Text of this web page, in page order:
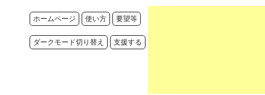
ホームページ 使い方 要望等
ダークモード切り替え 支援する